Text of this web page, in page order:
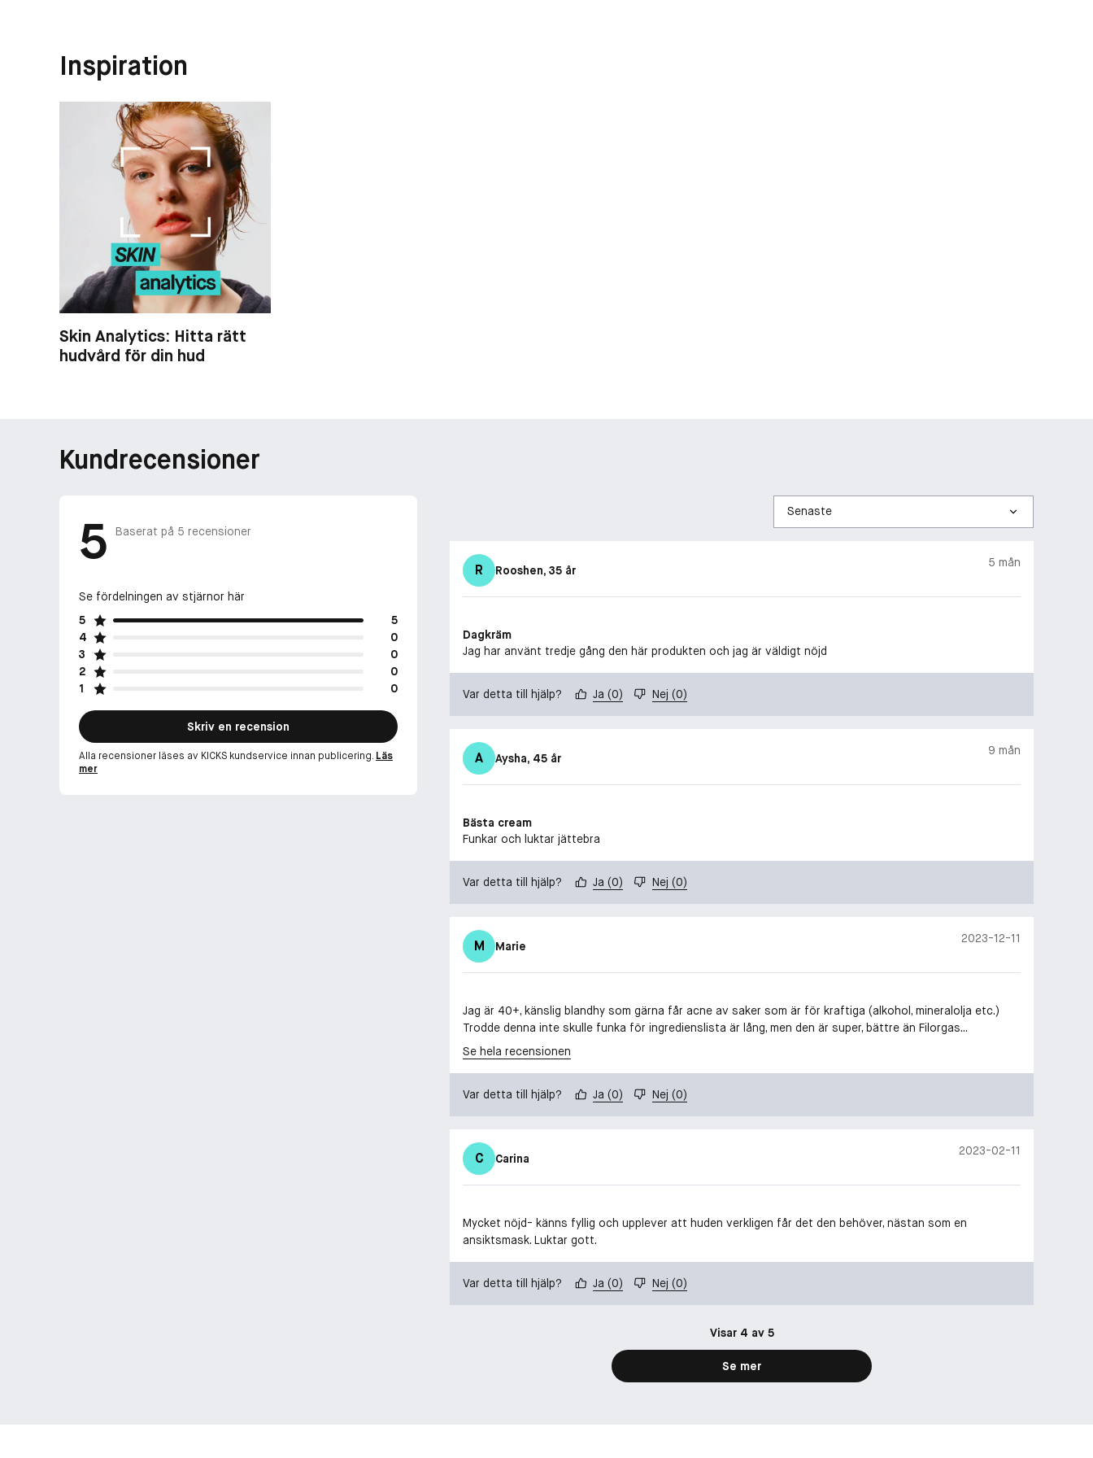
Inspiration
Skin Analytics: Hitta rätt
hudvård för din hud
Kundrecensioner
5 Baserat på 5 recensioner
Se fördelningen av stjärnor här
5
5
4
0
3
0
2
0
1
0
Skriv en recension
Alla recensioner läses av KICKS kundservice innan publicering. Läs
mer
Sortera
efter
R Rooshen, 35 år
5 mån
Dagkräm
Jag har använt tredje gång den här produkten och jag är väldigt nöjd
Var detta till hjälp? Ja (0) Nej (0)
A Aysha, 45 år
9 mån
Bästa cream
Funkar och luktar jättebra
Var detta till hjälp? Ja (0) Nej (0)
M Marie
2023-12-11
Jag är 40+, känslig blandhy som gärna får acne av saker som är för kraftiga (alkohol, mineralolja etc.)
Trodde denna inte skulle funka för ingredienslista är lång, men den är super, bättre än Filorgas...
Se hela recensionen
Var detta till hjälp? Ja (0) Nej (0)
C Carina
2023-02-11
Mycket nöjd- känns fyllig och upplever att huden verkligen får det den behöver, nästan som en
ansiktsmask. Luktar gott.
Var detta till hjälp? Ja (0) Nej (0)
Visar 4 av 5
Se mer